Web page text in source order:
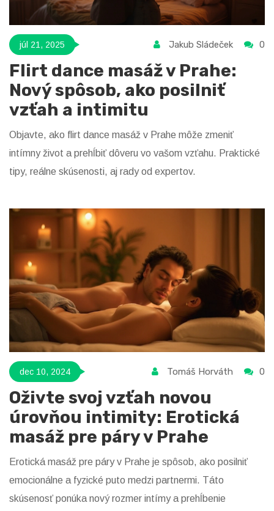
júl 21, 2025 Jakub Sládeček 0
Flirt dance masáž v Prahe:
Nový spôsob, ako posilniť
vzťah a intimitu
Objavte, ako flirt dance masáž v Prahe môže zmeniť
intímny život a prehĺbiť dôveru vo vašom vzťahu. Praktické
tipy, reálne skúsenosti, aj rady od expertov.
dec 10, 2024 Tomáš Horváth 0
Oživte svoj vzťah novou
úrovňou intimity: Erotická
masáž pre páry v Prahe
Erotická masáž pre páry v Prahe je spôsob, ako posilniť
emocionálne a fyzické puto medzi partnermi. Táto
skúsenosť ponúka nový rozmer intímy a prehĺbenie